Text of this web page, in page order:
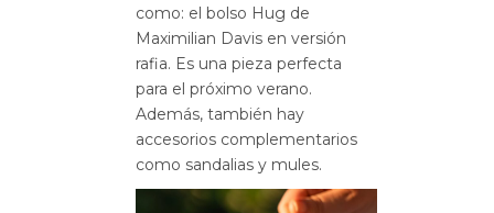
como: el bolso Hug de
Maximilian Davis en versión
rafia. Es una pieza perfecta
para el próximo verano.
Además, también hay
accesorios complementarios
como sandalias y mules.